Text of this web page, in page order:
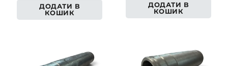
ДОДАТИ В
КОШИК
ДОДАТИ В
КОШИК